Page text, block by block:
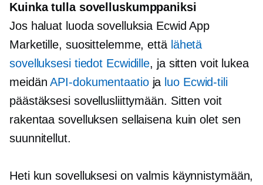
Kuinka tulla sovelluskumppaniksi
Jos haluat luoda sovelluksia Ecwid App
Marketille, suosittelemme, että lähetä
sovelluksesi tiedot Ecwidille, ja sitten voit lukea
meidänAPI-dokumentaatioja luo Ecwid-tili
päästäksesi sovellusliittymään. Sitten voit
rakentaa sovelluksen sellaisena kuin olet sen
suunnitellut.
Heti kun sovelluksesi on valmis käynnistymään,